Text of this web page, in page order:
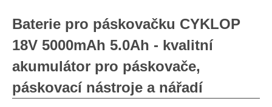
Baterie pro páskovačku CYKLOP
18V 5000mAh 5.0Ah - kvalitní
akumulátor pro páskovače,
páskovací nástroje a nářadí